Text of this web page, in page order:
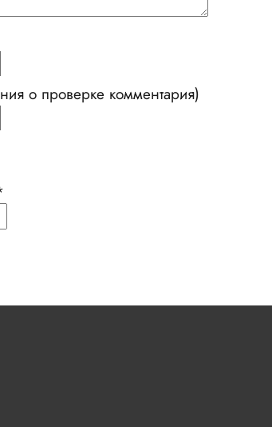
о проверке комментария)